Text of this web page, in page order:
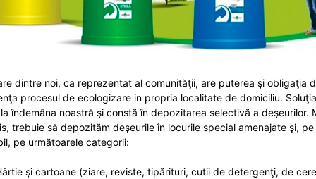
dintre noi, ca reprezentat al comunităţii, are puterea şi obligaţia
procesul de ecologizare in propria localitate de domiciliu. Soluţia
îndemâna noastră şi constă în depozitarea selectivă a deşeurilor.
trebuie să depozităm deşeurile în locurile special amenajate şi,
pe următoarele categorii:
şi cartoane (ziare, reviste, tipărituri, cutii de detergenţi, de